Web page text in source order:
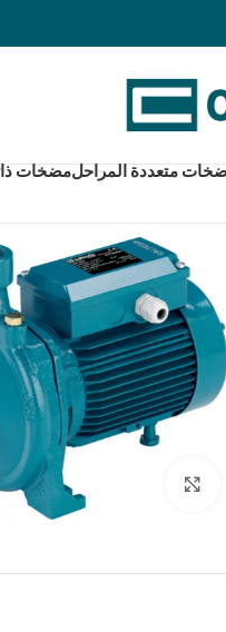
متعددة المراحلمضخات
Click to enlarge